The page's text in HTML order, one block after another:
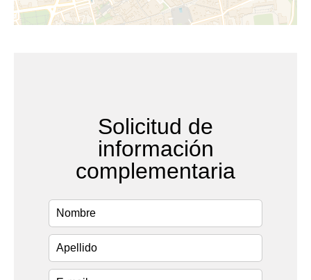
Solicitud de
información
complementaria